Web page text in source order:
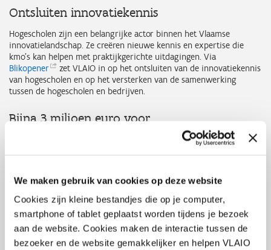
We maken gebruik van cookies op deze website
Cookies zijn kleine bestandjes die op je computer,
smartphone of tablet geplaatst worden tijdens je bezoek
aan de website. Cookies maken de interactie tussen de
bezoeker en de website gemakkelijker en helpen VLAIO
Ontsluiten innovatiekennis
Hogescholen zijn een belangrijke actor binnen het Vlaamse
innovatielandschap. Ze creëren nieuwe kennis en expertise die
kmo’s kan helpen met praktijkgerichte uitdagingen. Via
Blikopener
zet VLAIO in op het ontsluiten van de innovatiekennis
van hogescholen en op het versterken van de samenwerking
tussen de hogescholen en bedrijven.
Bijna 3 miljoen euro voor
nodig. Minister Jo Brouns wil daarom werk maken van een
volwaardig subsidie-instrument voor de financiering van
onderzoeksinfrastructuur. De Vlaamse Regering heeft een budget
van 3 miljoen euro ter beschikking gesteld voor deze oproep.
Hiervoor wordt gebruik gemaakt van de middelen uit het Fonds
voor Innoveren en Ondernemen.